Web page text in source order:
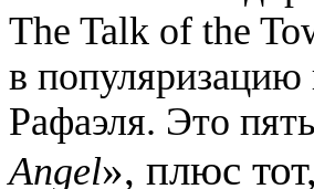
The Talk of the
в
Рафаэля. Это
Angel», плюс